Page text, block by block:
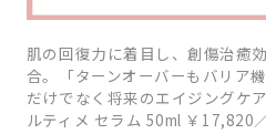
肌の回復力に着目し、創傷治癒
合。「ターンオーバーもバリア
だけでなく将来のエイジングケ
ルティメ セラム 50ml ￥17,820